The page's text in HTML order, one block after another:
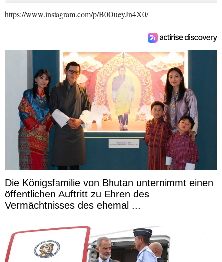
https://www.instagram.com/p/B0OueyJn4X0/
Die Königsfamilie von Bhutan unternimmt einen
öffentlichen Auftritt zu Ehren des
Vermächtnisses des ehemal ...